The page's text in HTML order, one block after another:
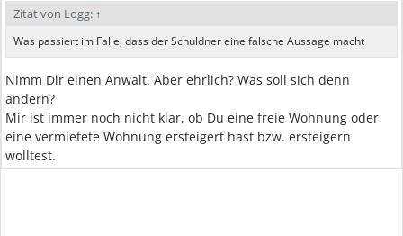
Zitat von Logg: ↑
Was passiert im Falle, dass der Schuldner eine falsche Aussage macht
Nimm Dir einen Anwalt. Aber ehrlich? Was soll sich denn
ändern?
Mir ist immer noch nicht klar, ob Du eine freie Wohnung oder
eine vermietete Wohnung ersteigert hast bzw. ersteigern
wolltest.